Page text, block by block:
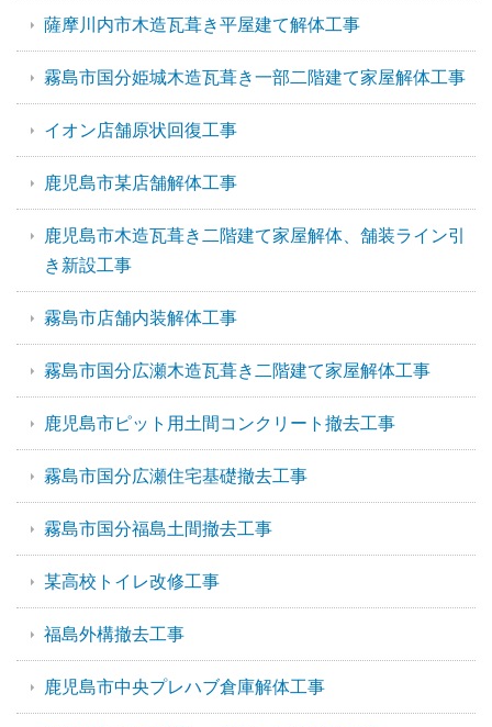
薩摩川内市木造瓦葺き平屋建て解体工事
霧島市国分姫城木造瓦葺き一部二階建て家屋解体工事
イオン店舗原状回復工事
鹿児島市某店舗解体工事
鹿児島市木造瓦葺き二階建て家屋解体、舗装ライン引
き新設工事
霧島市店舗内装解体工事
霧島市国分広瀬木造瓦葺き二階建て家屋解体工事
鹿児島市ピット用土間コンクリート撤去工事
霧島市国分広瀬住宅基礎撤去工事
霧島市国分福島土間撤去工事
某高校トイレ改修工事
福島外構撤去工事
鹿児島市中央プレハブ倉庫解体工事